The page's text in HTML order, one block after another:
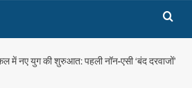
में नए युग की शुरुआत: पहली नॉन-एसी ‘बंद दरवाजों’